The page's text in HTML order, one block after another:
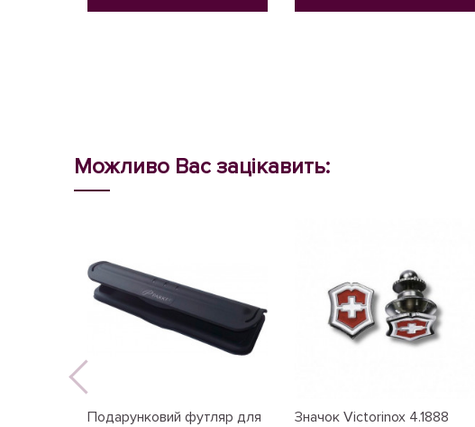
Можливо Вас зацікавить:
Подарунковий футляр для
Значок Victorinox 4.1888